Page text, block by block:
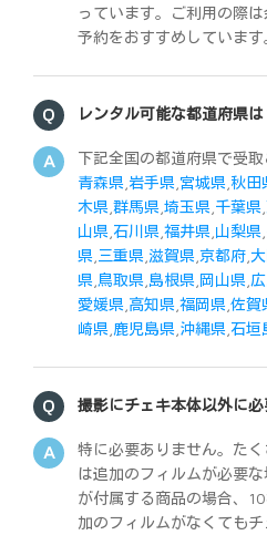
っています。ご利用の際
予約をおすすめしています
レンタル可能な都道府県は
下記全国の都道府県で受取
青森県 岩手県 宮城県 秋田
木県 群馬県 埼玉県 千葉県
山県 石川県 福井県 山梨県
県 三重県 滋賀県 京都府
県 鳥取県 島根県 岡山県
愛媛県 高知県 福岡県 佐賀
崎県 鹿児島県 沖縄県 石垣
撮影にチェキ本体以外に
特に必要ありません。た
は追加のフィルムが必要
が付属する商品の場合、
加のフィルムがなくても